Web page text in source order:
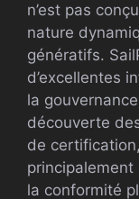
n’est pas
nature
génératifs.
d’excellentes
la
découverte
de
la conformité